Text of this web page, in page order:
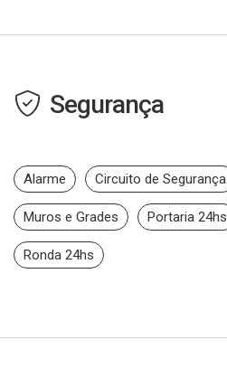
Segurança
Alarme Circuito de Segurança
Muros e Grades Portaria 24hs
Ronda 24hs